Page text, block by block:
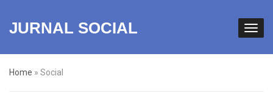
JURNAL SOCIAL
Home » Social